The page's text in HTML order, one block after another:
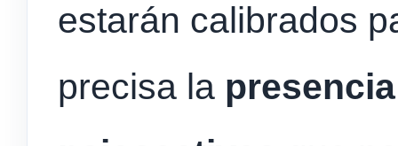
estarán calibrados
precisa la